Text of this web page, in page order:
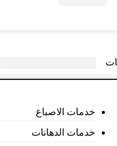
خدمات الاصباغ
خدمات الدهانات